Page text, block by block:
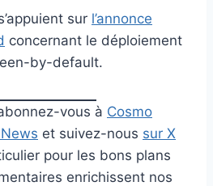
sur l’annonce
concernant le déploiement
by-default.
vous à Cosmo
et suivez-nous sur X
pour les bons plans
enrichissent nos